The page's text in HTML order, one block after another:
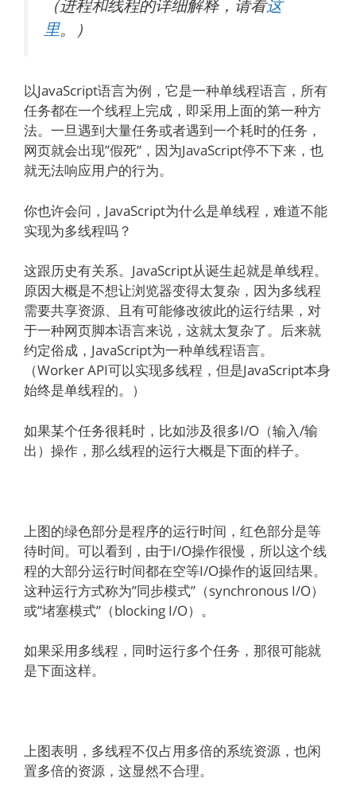
（进程和线程的详细解释，请看这
里。）
以JavaScript语言为例，它是一种单线程语言，所有
任务都在一个线程上完成，即采用上面的第一种方
法。一旦遇到大量任务或者遇到一个耗时的任务，
网页就会出现”假死”，因为JavaScript停不下来，也
就无法响应用户的行为。
你也许会问，JavaScript为什么是单线程，难道不能
实现为多线程吗？
这跟历史有关系。JavaScript从诞生起就是单线程。
原因大概是不想让浏览器变得太复杂，因为多线程
需要共享资源、且有可能修改彼此的运行结果，对
于一种网页脚本语言来说，这就太复杂了。后来就
约定俗成，JavaScript为一种单线程语言。
（Worker API可以实现多线程，但是JavaScript本身
始终是单线程的。）
如果某个任务很耗时，比如涉及很多I/O（输入/输
出）操作，那么线程的运行大概是下面的样子。
上图的绿色部分是程序的运行时间，红色部分是等
待时间。可以看到，由于I/O操作很慢，所以这个线
程的大部分运行时间都在空等I/O操作的返回结果。
这种运行方式称为”同步模式”（synchronous I/O）
或”堵塞模式”（blocking I/O）。
如果采用多线程，同时运行多个任务，那很可能就
是下面这样。
上图表明，多线程不仅占用多倍的系统资源，也闲
置多倍的资源，这显然不合理。